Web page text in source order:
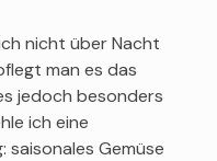
nicht über Nacht
man es das
jedoch besonders
ich eine
Gemüse